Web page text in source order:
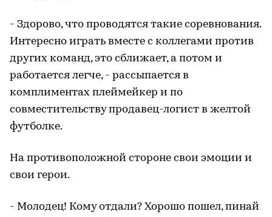
- Здорово, что проводятся такие соревнования.
Интересно играть вместе с коллегами против
других команд, это сближает, а потом и
работается легче, - рассыпается в
комплиментах плеймейкер и по
совместительству продавец-логист в желтой
футболке.
На противоположной стороне свои эмоции и
свои герои.
- Молодец! Кому отдали? Хорошо пошел, пинай